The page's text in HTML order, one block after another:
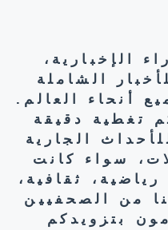
الإخبارية،
الشاملة
أنحاء العالم.
تغطية دقيقة
الجارية
سواء كانت
ثقافية،
من الصحفيين
بتزويدكم